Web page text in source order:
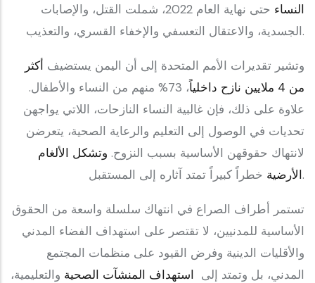
النساء
حتى نهاية العام 2022، شملت القتل، والإصابات
الجسدية، والاعتقال التعسفي والإخفاء القسري، والتعذيب.
وتشير تقديرات الأمم المتحدة إلى أن اليمن يستضيف أكثر
من 4 ملايين نازح داخلياً
، 73% منهم من النساء والأطفال.
علاوة على ذلك، فإن غالبية النساء النازحات، اللاتي يواجهن
تحديات في الوصول إلى التعليم والرعاية الصحية، يتعرضن
لانتهاك حقوقهن الأساسية بسبب النزوح. وتشكل الألغام
الأرضيةخطراً كبيراً تمتد آثاره إلى المستقبل.
تستمر أطراف الصراع في انتهاك سلسلة واسعة من الحقوق
الأساسية للمدنيين، لا تقتصر على استهداف الفضاء المدني
والأقليات الدينية وفرض القيود على منظمات المجتمع
المدني، بل وتمتد إلى استهداف المنشآت الصحية والتعليمية،